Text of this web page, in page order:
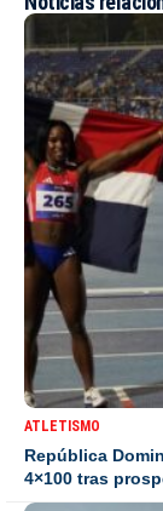
ATLETISMO
República
4×100 tras